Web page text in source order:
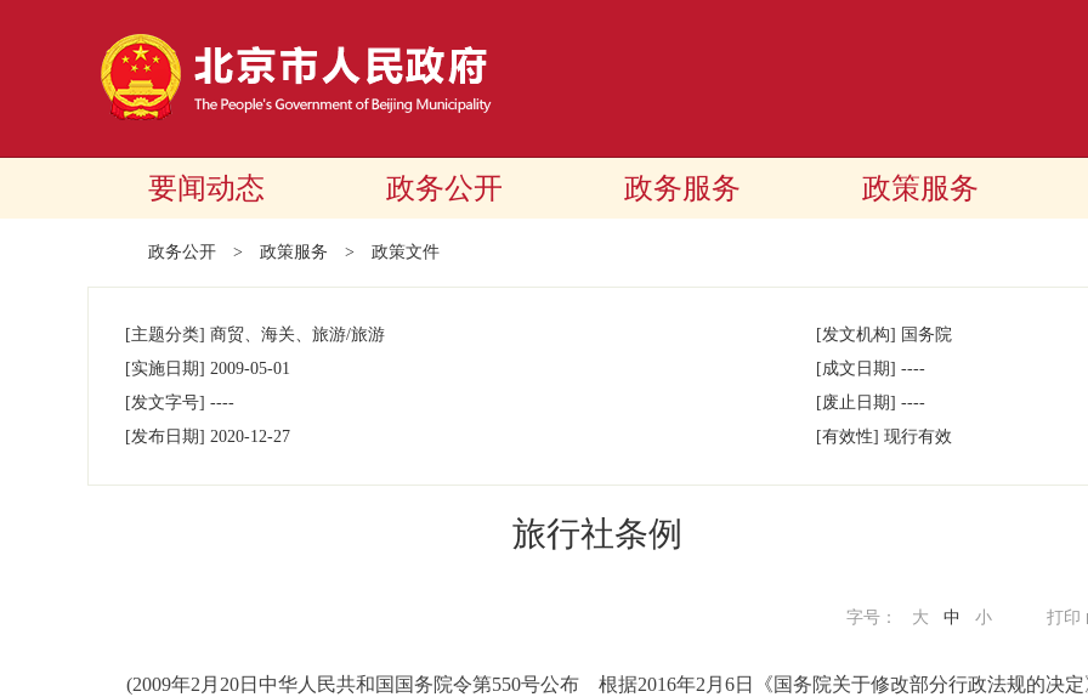
要闻动态 政务公开 政务服务 政策服务
政务公开 > 政策服务 > 政策文件
[主题分类] 商贸、海关、旅游/旅游 [发文机构] 国务院
[实施日期] 2009-05-01 [成文日期] ----
[发文字号] ---- [废止日期] ----
[发布日期] 2020-12-27 [有效性] 现行有效
旅行社条例
打印
字号： 大 中 小
(2009年2月20日中华人民共和国国务院令第550号公布 根据2016年2月6日《国务院关于修改部分行政法规的决定